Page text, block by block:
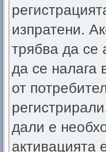
изпратени.
трябва да се
да се налага
от
дали е
активацията